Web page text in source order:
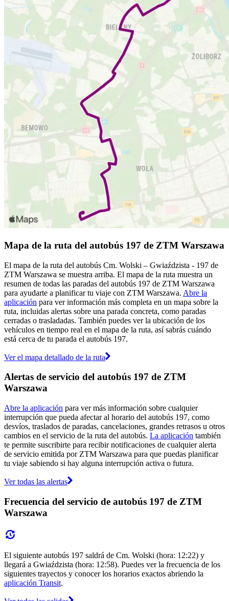
Mapa de la ruta del autobús 197 de ZTM Warszawa
El mapa de la ruta del autobús Cm. Wolski – Gwiaździsta - 197 de
ZTM Warszawa se muestra arriba. El mapa de la ruta muestra un
resumen de todas las paradas del autobús 197 de ZTM Warszawa
para ayudarte a planificar tu viaje con ZTM Warszawa. Abre la
aplicación para ver información más completa en un mapa sobre la
ruta, incluidas alertas sobre una parada concreta, como paradas
cerradas o trasladadas. También puedes ver la ubicación de los
vehículos en tiempo real en el mapa de la ruta, así sabrás cuándo
está cerca de tu parada el autobús 197.
Ver el mapa detallado de la ruta
Alertas de servicio del autobús 197 de ZTM
Warszawa
Abre la aplicación para ver más información sobre cualquier
interrupción que pueda afectar al horario del autobús 197, como
desvíos, traslados de paradas, cancelaciones, grandes retrasos u otros
cambios en el servicio de la ruta del autobús. La aplicación también
te permite suscribirte para recibir notificaciones de cualquier alerta
de servicio emitida por ZTM Warszawa para que puedas planificar
tu viaje sabiendo si hay alguna interrupción activa o futura.
Ver todas las alertas
Frecuencia del servicio de autobús 197 de ZTM
Warszawa
El siguiente autobús 197 saldrá de Cm. Wolski (hora: 12:22) y
llegará a Gwiaździsta (hora: 12:58). Puedes ver la frecuencia de los
siguientes trayectos y conocer los horarios exactos abriendo la
aplicación Transit.